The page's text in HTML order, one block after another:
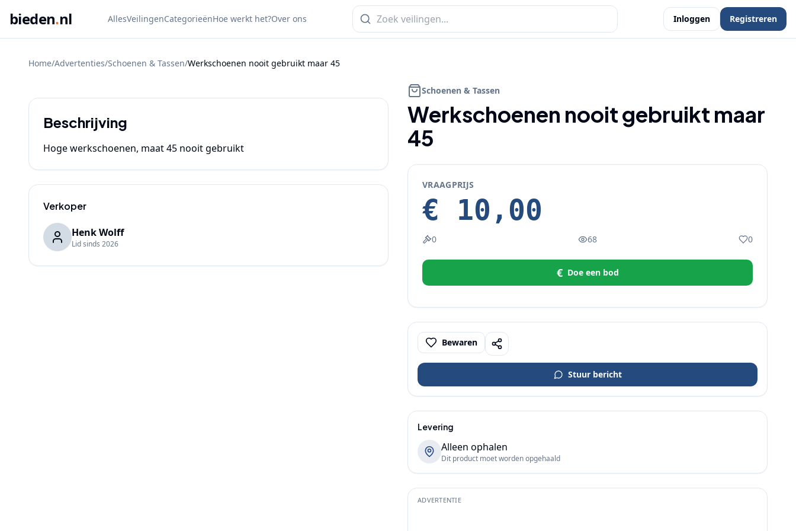
bieden.nl AllesVeilingenCategorieënHoe werkt het?Over ons Inloggen Registreren
Home/Advertenties/Schoenen & Tassen/Werkschoenen nooit gebruikt maar 45
Beschrijving
Hoge werkschoenen, maat 45 nooit gebruikt
Verkoper
Henk Wolff
Lid sinds 2026
Schoenen & Tassen
Werkschoenen nooit gebruikt maar
45
VRAAGPRIJS
€ 10,00
0 68 0
€ Doe een bod
Bewaren
Stuur bericht
Levering
Alleen ophalen
Dit product moet worden opgehaald
ADVERTENTIE